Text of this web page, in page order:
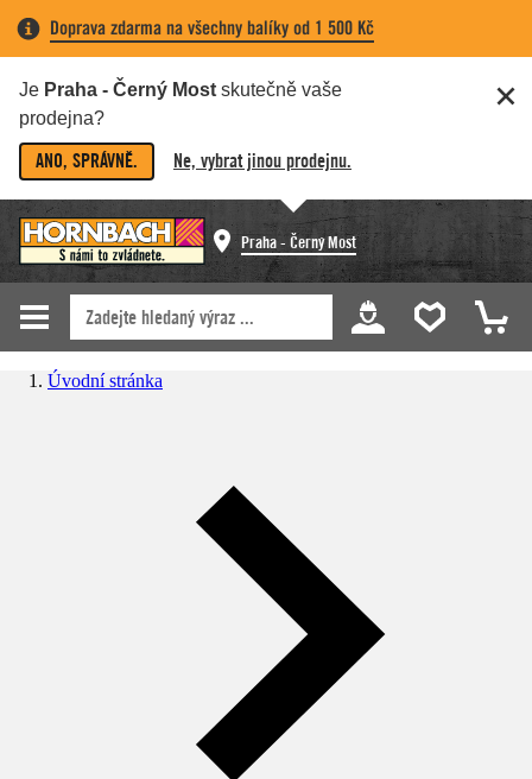
Doprava zdarma na všechny balíky od 1 500 Kč
Je Praha - Černý Most skutečně vaše
prodejna?
ANO, SPRÁVNĚ. Ne, vybrat jinou prodejnu.
Praha - Černý Most
Úvodní stránka